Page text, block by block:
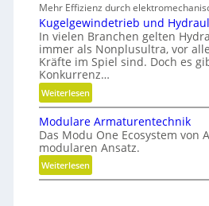
s
e
s
E
ff
i
e
n
z
r
a
b
f
ä
l
l
e
v
e
r
m
e
w
i
r
b
e
l
t
n
d
n
i
Mehr Effizienz durch
Kugelgewindetrieb und
In vielen Branchen gelten
immer als Nonplusultra, vor
Kräfte im Spiel sind. Doch es
Konkurrenz…
Weiterlesen:
K
u
g
e
l
g
Modulare Armaturentechnik
Das Modu One Ecosystem von
modularen Ansatz.
Weiterlesen:
M